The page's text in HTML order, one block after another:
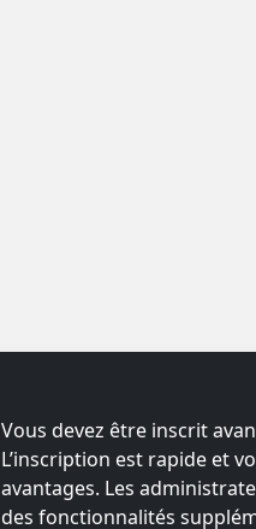
Vous devez être inscrit
L’inscription est rapide et
avantages. Les
des fonctionnalités